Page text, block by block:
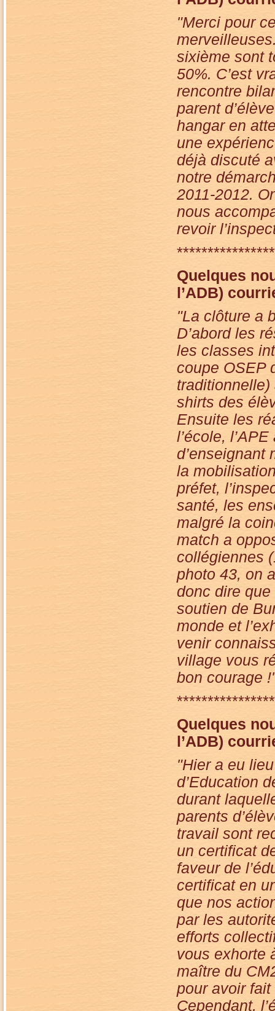
"Merci pour
sixième sont
50%. C’est
rencontre
parent
hangar en
une
déjà discuté
notre
2011-2012.
nous
revoir
Quelques
l’ADB)
"La clôture a
D’abord les
les classes
coupe OSEP
traditionnelle)
shirts des
Ensuite les
l’école,
d’enseignant
la
préfet,
santé, les
malgré la
match a
collégiennes
photo 43, on
donc dire que
soutien de
monde et
venir
village vous
bon courage
Quelques
l’ADB)
"Hier a eu
d’Education
durant
parents
travail sont
un certificat
faveur de
certificat en
que nos
par les
efforts
vous exhorte
maître du
pour avoir fait
Cependant,